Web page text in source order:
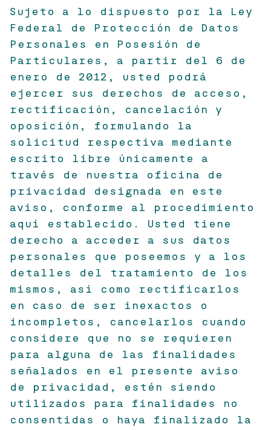
Sujeto a lo dispuesto por la Ley
Federal de Protección de Datos
Personales en Posesión de
Particulares, a partir del 6 de
enero de 2012, usted podrá
ejercer sus derechos de acceso,
rectificación, cancelación y
oposición, formulando la
solicitud respectiva mediante
escrito libre únicamente a
través de nuestra oficina de
privacidad designada en este
aviso, conforme al procedimiento
aquí establecido. Usted tiene
derecho a acceder a sus datos
personales que poseemos y a los
detalles del tratamiento de los
mismos, así como rectificarlos
en caso de ser inexactos o
incompletos, cancelarlos cuando
considere que no se requieren
para alguna de las finalidades
señalados en el presente aviso
de privacidad, estén siendo
utilizados para finalidades no
consentidas o haya finalizado la